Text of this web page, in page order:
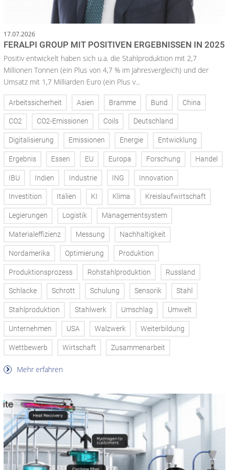
17.07.2026
FERALPI GROUP MIT POSITIVEN ERGEBNISSEN IN 2025
Positiv entwickelt haben sich u.a. die Stahlproduktion mit 2,7
Millionen Tonnen (ein Plus von 4,7 % im Jahresvergleich) und der
Umsatz mit 1,7 Milliarden Euro (ein Plus v...
Arbeitssicherheit Asien Bramme Bund China
CO2 CO2-Emissionen Coils Deutschland
Digitalisierung Emissionen Energie Entwicklung
Ergebnis Essen EU Europa Forschung Handel
IBU Indien Industrie ING Innovation
Investition Italien KI Klima Kreislaufwirtschaft
Legierungen Logistik Managementsystem
Materialeffizienz Messung Nachhaltigkeit
Nordamerika Optimierung Produktion
Produktionsprozess Rohstahlproduktion Russland
Schlacke Schrott Schulung Sensorik Stahl
Stahlproduktion Stahlwerk Umschlag Umwelt
Unternehmen USA Walzwerk Weiterbildung
Wettbewerb Wirtschaft Zusammenarbeit
Mehr erfahren